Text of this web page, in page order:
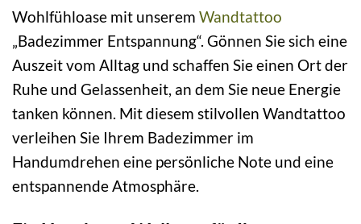
Wohlfühloase mit unserem Wandtattoo
„Badezimmer Entspannung“. Gönnen Sie sich eine
Auszeit vom Alltag und schaffen Sie einen Ort der
Ruhe und Gelassenheit, an dem Sie neue Energie
tanken können. Mit diesem stilvollen Wandtattoo
verleihen Sie Ihrem Badezimmer im
Handumdrehen eine persönliche Note und eine
entspannende Atmosphäre.